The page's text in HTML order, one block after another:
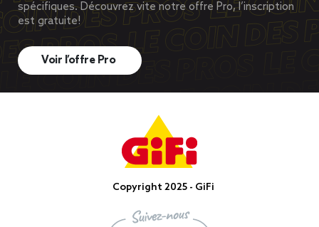
spécifiques. Découvrez vite notre offre Pro, l’inscription
est gratuite!
Voir l’offre Pro
Copyright 2025 - GiFi